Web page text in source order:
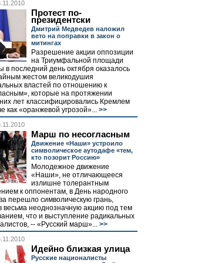
Протест по-
президентски
Дмитрий Медведев наложил
вето на поправки в закон о
митингах
Разрешение акции оппозиции
на Триумфальной площади
в последний день октября оказалось
жестом великодушия
властей по отношению к
которые на протяжении
лет классифицировались Кремлем
как «оранжевой угрозой»... >>
Марш по несогласным
Движение «Наши» устроило
символическое аутодафе «тем,
кто позорит Россию»
Молодежное движение
«Наши», не отличающееся
излишне толерантным
к оппонентам, в День народного
перешло символическую грань,
весьма неоднозначную акцию под тем
что и выступление радикальных
-- «Русский марш»... >>
Идейно близкая улица
Русские националисты